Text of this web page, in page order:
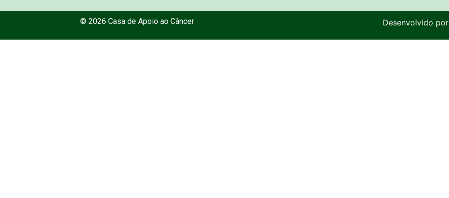
© 2026 Casa de Apoio ao Câncer Desenvolvido por